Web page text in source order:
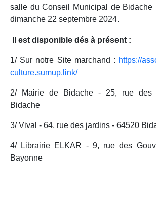
salle du Conseil Municipal de Bidache
dimanche 22 septembre 2024.
Il est disponible dés à présent :
1/ Sur notre Site marchand : https://
culture.sumup.link/
2/ Mairie de Bidache - 25, rue des
Bidache
3/ Vival - 64, rue des jardins - 64520
4/ Librairie ELKAR - 9, rue des
Bayonne